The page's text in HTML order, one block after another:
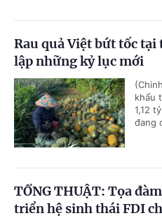
Rau quả Việt bứt tốc tại
lập những kỷ lục mới
khẩu
1,12
đang
TỔNG THUẬT: Tọa
triển hệ sinh thái FDI